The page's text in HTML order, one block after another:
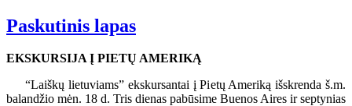
Paskutinis lapas
EKSKURSIJA Į PIETŲ AMERIKĄ
“Laiškų lietuviams” ekskursantai į Pietų Ameriką išskrenda š.m.
balandžio mėn. 18 d. Tris dienas pabūsime Buenos Aires ir septynias